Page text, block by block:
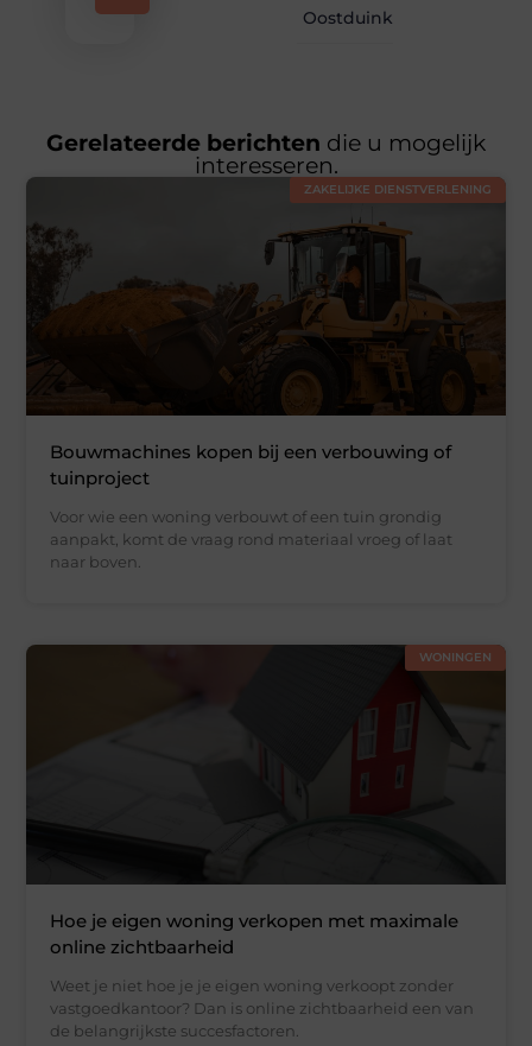
Oostduinkerke
Gerelateerde berichten die u mogelijk
interesseren.
ZAKELIJKE DIENSTVERLENING
Bouwmachines kopen bij een verbouwing of
tuinproject
Voor wie een woning verbouwt of een tuin grondig
aanpakt, komt de vraag rond materiaal vroeg of laat
naar boven.
WONINGEN
Hoe je eigen woning verkopen met maximale
online zichtbaarheid
Weet je niet hoe je je eigen woning verkoopt zonder
vastgoedkantoor? Dan is online zichtbaarheid een van
de belangrijkste succesfactoren.